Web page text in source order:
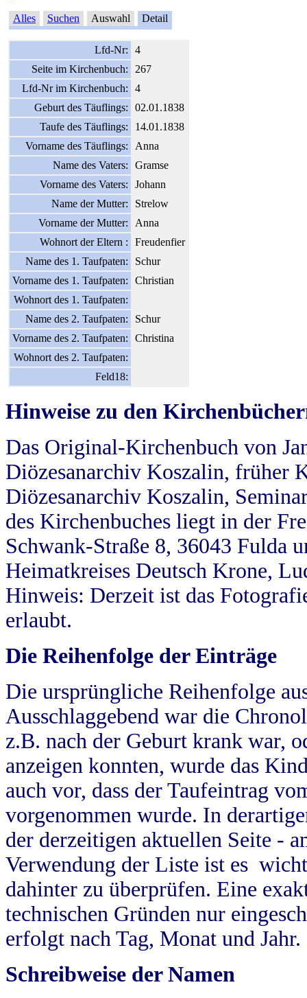
Alles Suchen Auswahl Detail
Lfd-Nr:
4
Seite im Kirchenbuch:
267
Lfd-Nr im Kirchenbuch:
4
Geburt des Täuflings:
02.01.1838
Taufe des Täuflings:
14.01.1838
Vorname des Täuflings:
Anna
Name des Vaters:
Gramse
Vorname des Vaters:
Johann
Name der Mutter:
Strelow
Vorname der Mutter:
Anna
Wohnort der Eltern :
Freudenfier
Name des 1. Taufpaten:
Schur
Vorname des 1. Taufpaten:
Christian
Wohnort des 1. Taufpaten:
Name des 2. Taufpaten:
Schur
Vorname des 2. Taufpaten:
Christina
Wohnort des 2. Taufpaten:
Feld18:
Hinweise zu den
Das Original-Kirchenbuch von
Diözesanarchiv Koszalin, früher
Diözesanarchiv Koszalin,
des Kirchenbuches liegt in der
Schwank-Straße 8, 36043 Fulda
Heimatkreises Deutsch Krone,
Hinweis: Derzeit ist das
erlaubt.
Die Reihenfolge der Einträge
Die ursprüngliche Reihenfolge
Ausschlaggebend war die
z.B. nach der Geburt krank war,
anzeigen konnten, wurde das
auch vor, dass der Taufeintrag
vorgenommen wurde. In
der derzeitigen aktuellen Seite -
Verwendung der Liste ist es
dahinter zu überprüfen. Eine
technischen Gründen nur
erfolgt nach Tag, Monat und Jahr.
Schreibweise der Namen